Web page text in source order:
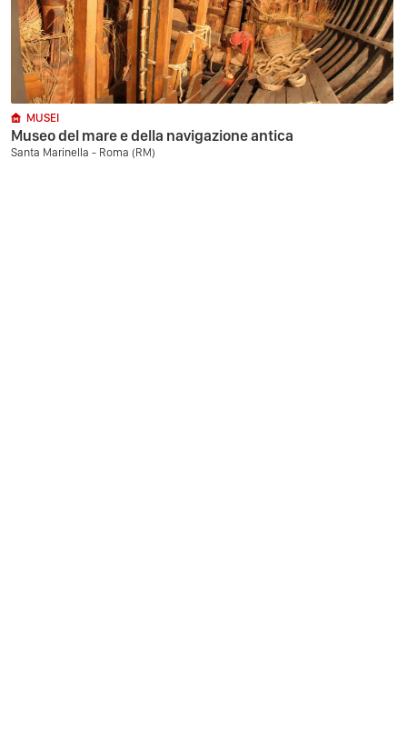
MUSEI
Museo del mare e della navigazione antica
Santa Marinella - Roma (RM)